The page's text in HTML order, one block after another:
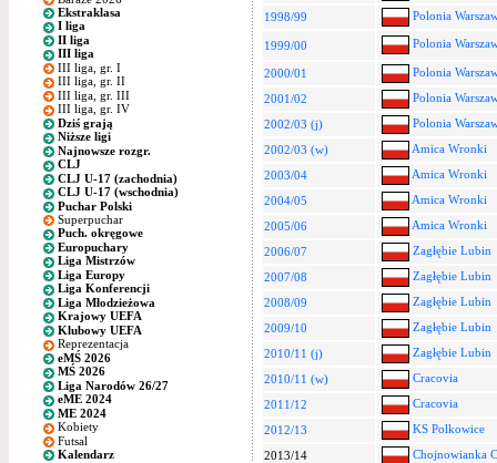
Ekstraklasa
I liga
II liga
III liga
III liga, gr. I
III liga, gr. II
III liga, gr. III
III liga, gr. IV
Dziś grają
Niższe ligi
Najnowsze rozgr.
CLJ
CLJ U-17 (zachodnia)
CLJ U-17 (wschodnia)
Puchar Polski
Superpuchar
Puch. okręgowe
Europuchary
Liga Mistrzów
Liga Europy
Liga Konferencji
Liga Młodzieżowa
Krajowy UEFA
Klubowy UEFA
Reprezentacja
eMŚ 2026
MŚ 2026
Liga Narodów 26/27
eME 2024
ME 2024
Kobiety
Futsal
Kalendarz
1998/99
Polonia
1999/00 Polonia
2000/01
Polonia
2001/02
Polonia
2002/03 (j)
Polonia
2002/03 (w)
Amica Wronki
2003/04
Amica Wronki
2004/05
Amica Wronki
2005/06
Amica Wronki
2006/07
Zagłębie Lubin
2007/08
Zagłębie Lubin
2008/09
Zagłębie Lubin
2009/10
Zagłębie Lubin
2010/11 (j)
Zagłębie Lubin
2010/11 (w)
Cracovia
2011/12
Cracovia
2012/13
KS Polkowice
2013/14
Chojnowianka